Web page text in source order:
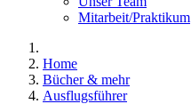
Mitarbeit/Praktikum
Home
Bücher & mehr
Ausflugsführer